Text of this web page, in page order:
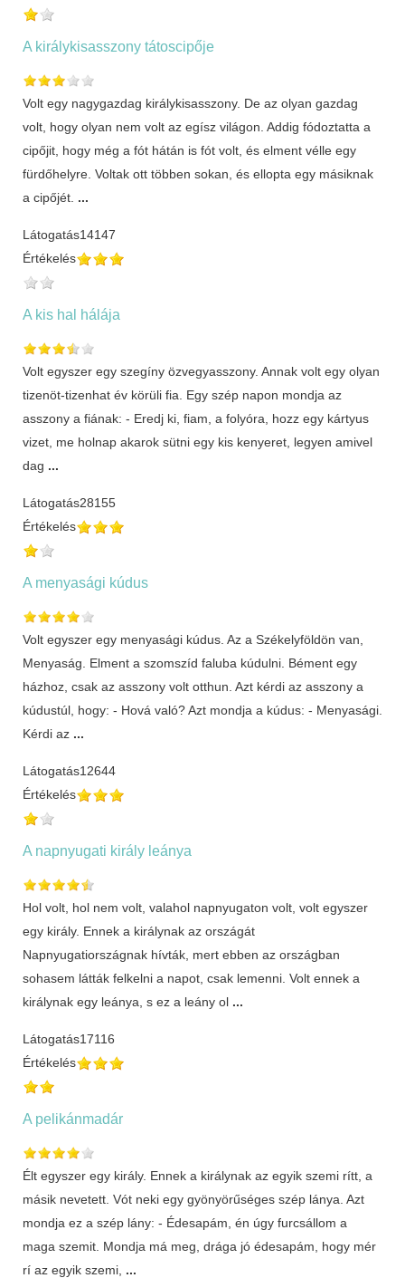
A királykisasszony tátoscipője
Volt egy nagygazdag királykisasszony. De az olyan gazdag
volt, hogy olyan nem volt az egísz világon. Addig fódoztatta a
cipőjit, hogy még a fót hátán is fót volt, és elment vélle egy
fürdőhelyre. Voltak ott többen sokan, és ellopta egy másiknak
a cipőjét. ...
Látogatás14147
Értékelés
A kis hal hálája
Volt egyszer egy szegíny özvegyasszony. Annak volt egy olyan
tizenöt-tizenhat év körüli fia. Egy szép napon mondja az
asszony a fiának: - Eredj ki, fiam, a folyóra, hozz egy kártyus
vizet, me holnap akarok sütni egy kis kenyeret, legyen amivel
dag ...
Látogatás28155
Értékelés
A menyasági kúdus
Volt egyszer egy menyasági kúdus. Az a Székelyföldön van,
Menyaság. Elment a szomszíd faluba kúdulni. Bément egy
házhoz, csak az asszony volt otthun. Azt kérdi az asszony a
kúdustúl, hogy: - Hová való? Azt mondja a kúdus: - Menyasági.
Kérdi az ...
Látogatás12644
Értékelés
A napnyugati király leánya
Hol volt, hol nem volt, valahol napnyugaton volt, volt egyszer
egy király. Ennek a királynak az országát
Napnyugatiországnak hívták, mert ebben az országban
sohasem látták felkelni a napot, csak lemenni. Volt ennek a
királynak egy leánya, s ez a leány ol ...
Látogatás17116
Értékelés
A pelikánmadár
Élt egyszer egy király. Ennek a királynak az egyik szemi rítt, a
másik nevetett. Vót neki egy gyönyörűséges szép lánya. Azt
mondja ez a szép lány: - Édesapám, én úgy furcsállom a
maga szemit. Mondja má meg, drága jó édesapám, hogy mér
rí az egyik szemi, ...